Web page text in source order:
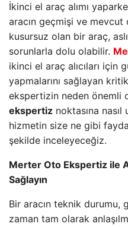
İkinci el araç alımı
aracın geçmişi ve
kusursuz olan bir araç,
sorunlarla dolu olabilir.
ikinci el araç alıcıları için
yapmalarını sağlayan
ekspertizin neden önemli
ekspertiz noktasına
hizmetin size ne gibi
şekilde inceleyeceğiz.
Merter Oto Ekspertiz ile
Sağlayın
Bir aracın teknik durumu,
zaman tam olarak